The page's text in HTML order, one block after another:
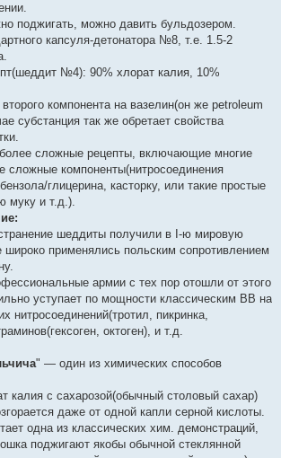
поджигать, можно давить бульдозером.
капсуля-детонатора №8, т.е. 1.5-2
№4): 90% хлорат калия, 10%
компонента на вазелин(он же petroleum
субстанция так же обретает свойства
сложные рецепты, включающие многие
сложные компоненты(нитросоединения
глицерина, касторку, или такие простые
муку и т.д.).
шеддиты получили в I-ю мировую
широко применялись польским сопротивлением
армии с тех пор отошли от этого
уступает по мощности классическим ВВ на
нитросоединений(тротил, пикринка,
октоген), и т.д.
" — один из химических способов
калия с сахарозой(обычный столовый сахар)
даже от одной капли серной кислоты.
одна из классических хим. демонстраций,
поджигают якобы обычной стеклянной